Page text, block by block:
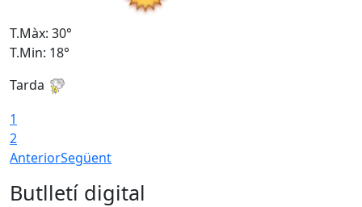
T.Màx: 30°
T.Min: 18°
Tarda
1
2
AnteriorSegüent
Butlletí digital